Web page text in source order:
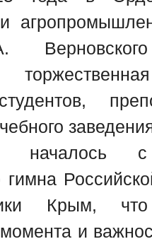
началось
гимна
Крым, что
и